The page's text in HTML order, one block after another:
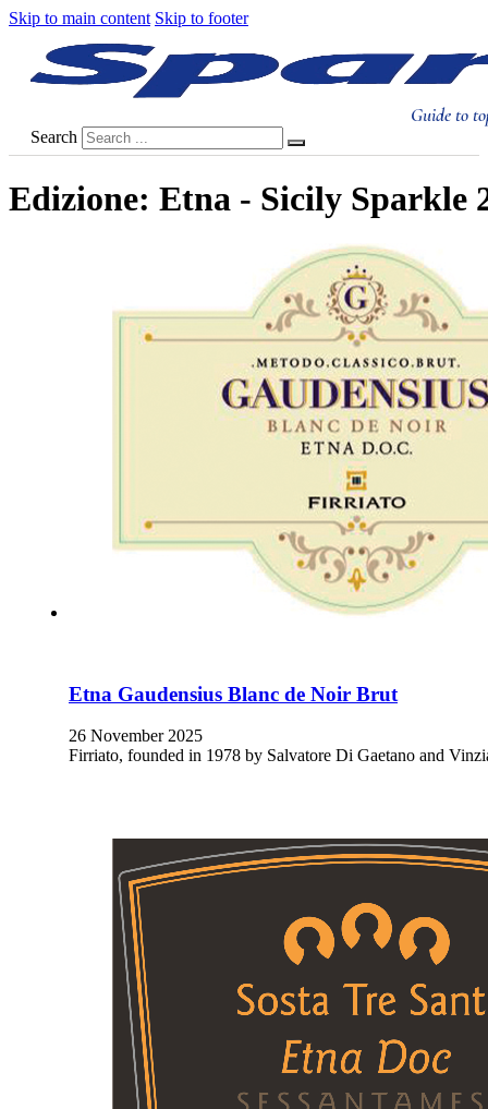
Skip to main content Skip to footer
Guide to
Search
Edizione: Etna - Sicily Sparkle
Etna Gaudensius Blanc de Noir Brut
26 November 2025
Firriato, founded in 1978 by Salvatore Di Gaetano and